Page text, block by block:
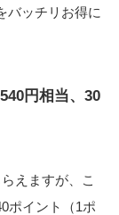
バッチリお得に
円相当、30
えますが、こ
ポイント（1ポ